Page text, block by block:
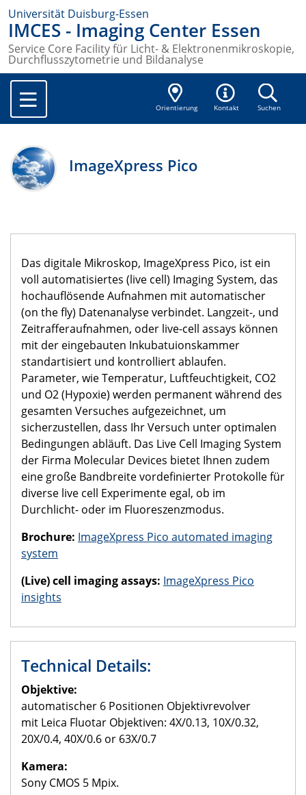
Universität Duisburg-Essen
IMCES - Imaging Center Essen
Service Core Facility für Licht- & Elektronenmikroskopie,
Durchflusszytometrie und Bildanalyse
Orientierung Kontakt Suchen
ImageXpress Pico
Das digitale Mikroskop, ImageXpress Pico, ist ein
voll automatisiertes (live cell) Imaging System, das
hochauflösende Aufnahmen mit automatischer
(on the fly) Datenanalyse verbindet. Langzeit-, und
Zeitrafferaufnahmen, oder live-cell assays können
mit der eingebauten Inkubatuionskammer
standartisiert und kontrolliert ablaufen.
Parameter, wie Temperatur, Luftfeuchtigkeit, CO2
und O2 (Hypoxie) werden permanent während des
gesamten Versuches aufgezeichnet, um
sicherzustellen, dass Ihr Versuch unter optimalen
Bedingungen abläuft. Das Live Cell Imaging System
der Firma Molecular Devices bietet Ihnen zudem
eine große Bandbreite vordefinierter Protokolle für
diverse live cell Experimente egal, ob im
Durchlicht- oder im Fluoreszenzmodus.
Brochure: ​ImageXpress Pico automated imaging
system
(Live) cell imaging assays: ImageXpress Pico
insights
Technical Details:
Objektive:
automatischer 6 Positionen Objektivrevolver
mit Leica Fluotar Objektiven: 4X/0.13, 10X/0.32,
20X/0.4, 40X/0.6 or 63X/0.7
Kamera:
Sony CMOS 5 Mpix.